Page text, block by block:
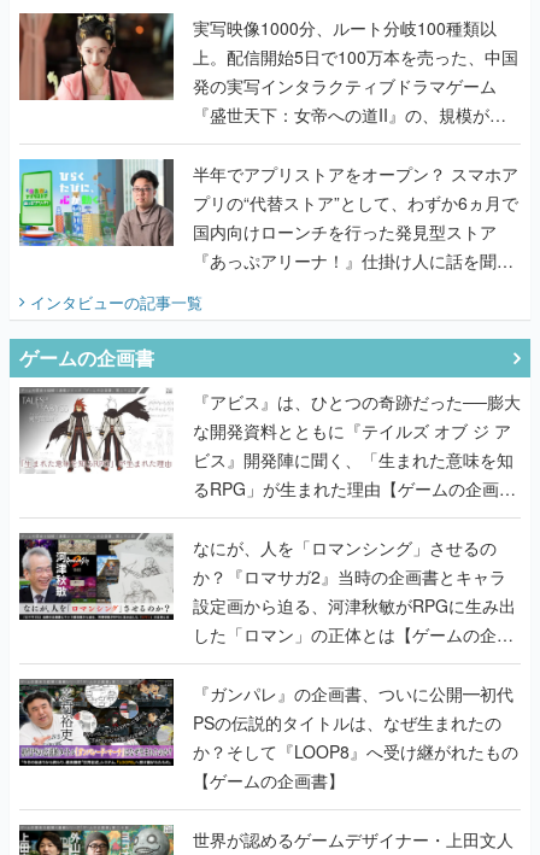
んだレジェンド2人に訊く開発秘話
実写映像1000分、ルート分岐100種類以
上。配信開始5日で100万本を売った、中国
発の実写インタラクティブドラマゲーム
『盛世天下：女帝への道II』の、規模が違
うこだわりをプロデューサーに聞いた
半年でアプリストアをオープン？ スマホア
プリの“代替ストア”として、わずか6ヵ月で
国内向けローンチを行った発見型ストア
『あっぷアリーナ！』仕掛け人に話を聞い
てみた
インタビューの記事一覧
ゲームの企画書
『アビス』は、ひとつの奇跡だった──膨大
な開発資料とともに『テイルズ オブ ジ ア
ビス』開発陣に聞く、「生まれた意味を知
るRPG」が生まれた理由【ゲームの企画
書】
なにが、人を「ロマンシング」させるの
か？『ロマサガ2』当時の企画書とキャラ
設定画から迫る、河津秋敏がRPGに生み出
した「ロマン」の正体とは【ゲームの企画
書】
『ガンパレ』の企画書、ついに公開━初代
PSの伝説的タイトルは、なぜ生まれたの
か？そして『LOOP8』へ受け継がれたもの
【ゲームの企画書】
世界が認めるゲームデザイナー・上田文人